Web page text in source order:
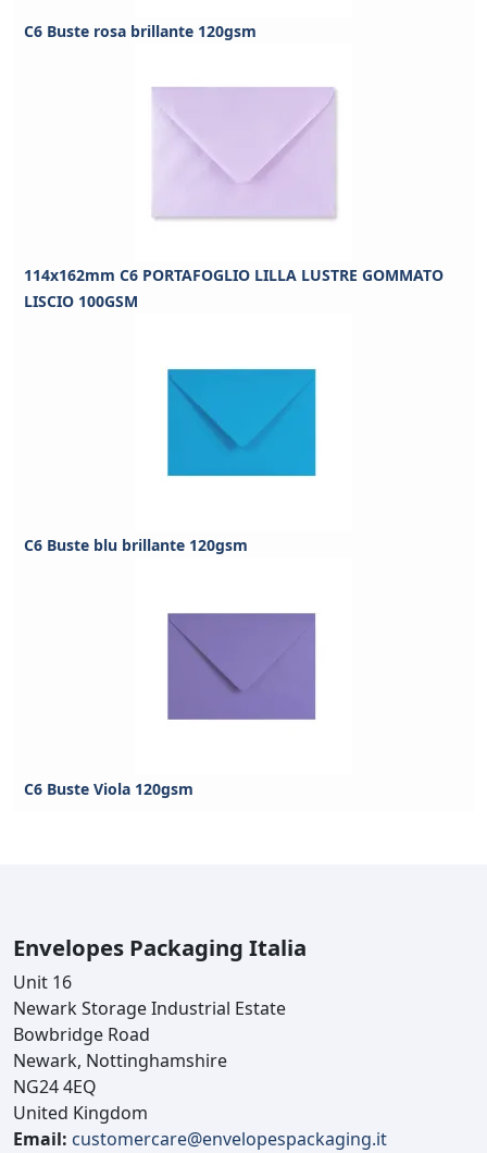
C6 Buste rosa brillante 120gsm
114x162mm C6 PORTAFOGLIO LILLA LUSTRE GOMMATO
LISCIO 100GSM
C6 Buste blu brillante 120gsm
C6 Buste Viola 120gsm
Envelopes Packaging Italia
Unit 16
Newark Storage Industrial Estate
Bowbridge Road
Newark, Nottinghamshire
NG24 4EQ
United Kingdom
Email: customercare@envelopespackaging.it